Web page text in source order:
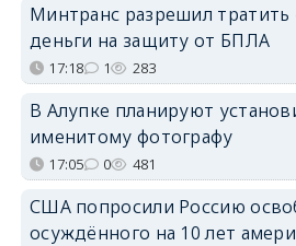
Минтранс разрешил
деньги на защиту от БПЛА
17:18 1 283
В Алупке планируют
именитому фотографу
17:05 0 481
США попросили Россию
осуждённого на 10 лет